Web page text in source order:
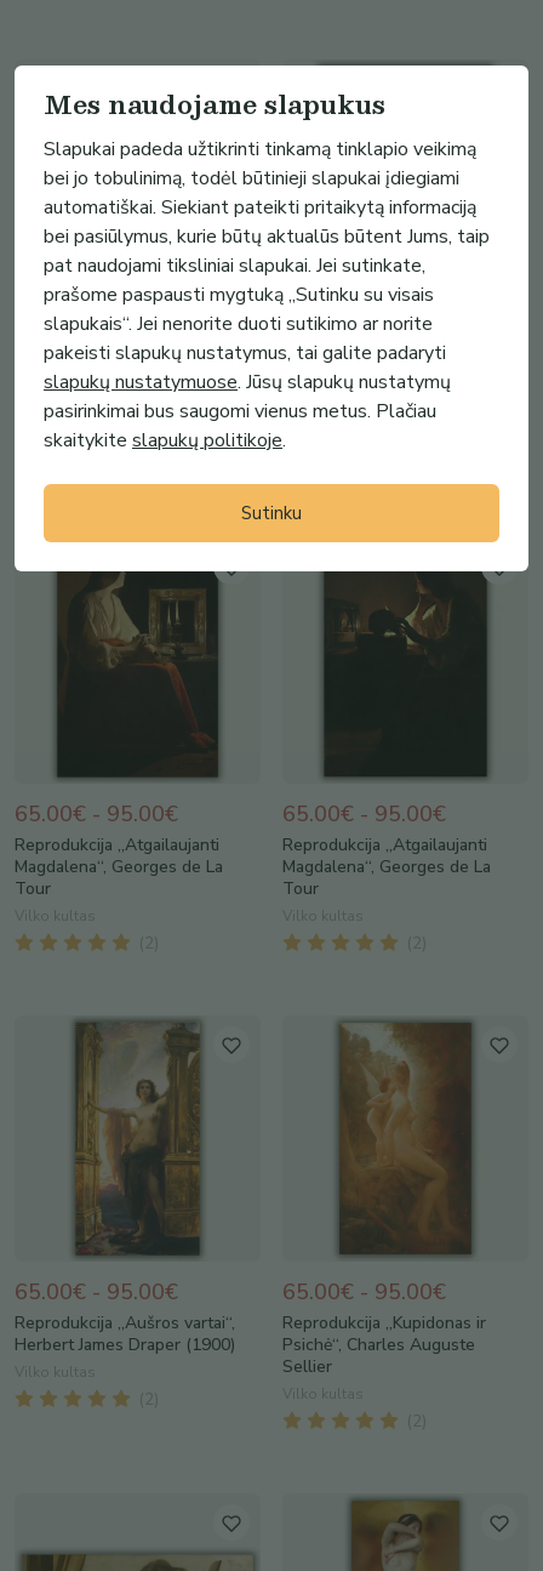
65.00€ - 95.00€
Reprodukcija „Helovynas“, John
Collier (1895)
Vilko kultas
(2)
65.00€ - 95.00€
Reprodukcija „Moteris prie
veidrodžio“, Johann Mongels
Culve...
65.00€ - 95.00€
Reprodukcija „Atgailaujanti
Magdalena“, Georges de La
Tour
Vilko kultas
( 2
65.00€ - 95.00€
Reprodukcija „Atgailaujanti
Magdalena“, Georges de La
Tour
Vilko kultas
( 2
65.00€ - 95.00€
Reprodukcija „Aušros vartai“,
Herbert James Draper (1900)
Vilko kultas
( 2
65.00€ - 95.00€
Reprodukcija „Kupidonas ir
Psichė“, Charles Auguste
Sellier
Vilko kultas
( 2
Mes naudojame slapukus
Slapukai padeda užtikrinti tinkamą tinklapio veikimą
bei jo tobulinimą, todėl būtinieji slapukai įdiegiami
automatiškai. Siekiant pateikti pritaikytą informaciją
bei pasiūlymus, kurie būtų aktualūs būtent Jums, taip
pat naudojami tiksliniai slapukai. Jei sutinkate,
prašome paspausti mygtuką „Sutinku su visais
slapukais“. Jei nenorite duoti sutikimo ar norite
pakeisti slapukų nustatymus, tai galite padaryti
slapukų nustatymuose. Jūsų slapukų nustatymų
pasirinkimai bus saugomi vienus metus. Plačiau
skaitykite slapukų politikoje.
Sutinku